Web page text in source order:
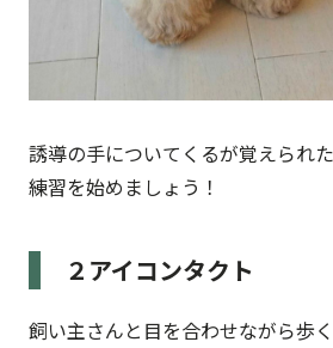
誘導の手についてくるが覚えられ
練習を始めましょう！
２アイコンタクト
飼い主さんと目を合わせながら歩